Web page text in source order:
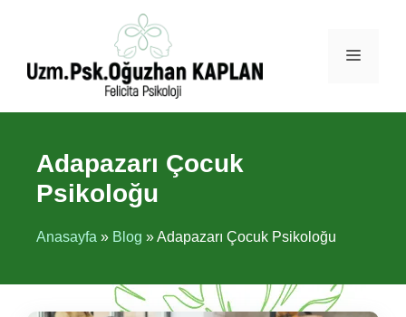
Menü
Adapazarı Çocuk
Psikoloğu
Anasayfa » Blog »Adapazarı Çocuk Psikoloğu